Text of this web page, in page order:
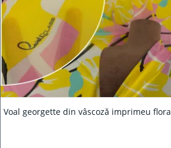
Voal georgette din vâscoză imprimeu